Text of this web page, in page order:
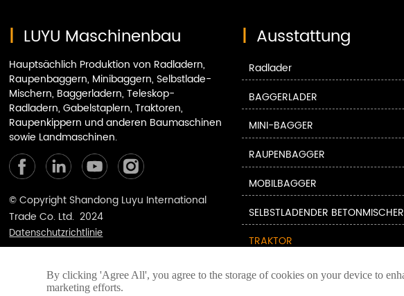
| LUYU Maschinenbau
Hauptsächlich Produktion von Radladern,
Raupenbaggern, Minibaggern, Selbstlade-
Mischern, Baggerladern, Teleskop-
Radladern, Gabelstaplern, Traktoren,
Raupenkippern und anderen Baumaschinen
sowie Landmaschinen.
© Copyright Shandong Luyu International
Trade Co. Ltd. 2024
Datenschutzrichtlinie
| Ausstattung
Radlader
BAGGERLADER
MINI-BAGGER
RAUPENBAGGER
MOBILBAGGER
SELBSTLADENDER BETONMISCHER
TRAKTOR
GABELSTAPLER
By clicking 'Agree All', you agree to the storage of cookies on your device to
marketing efforts.